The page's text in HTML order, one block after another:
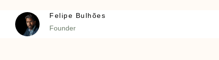
Felipe Bulhões
Founder